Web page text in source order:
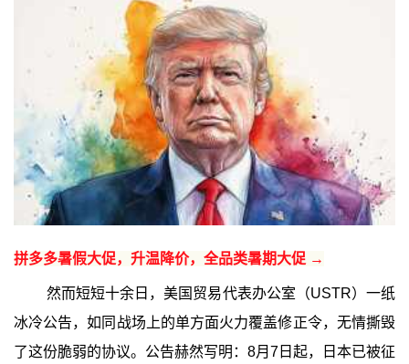
拼多多暑假大促，升温降价，全品类暑期大促 →
然而短短十余日，美国贸易代表办公室（USTR）一纸
冰冷公告，如同战场上的单方面火力覆盖修正令，无情撕毁
了这份脆弱的协议。公告赫然写明：8月7日起，日本已被征